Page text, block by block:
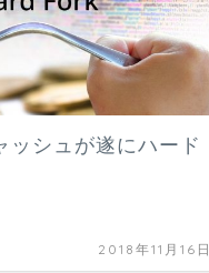
ッシュが遂にハード
2018年11月16日